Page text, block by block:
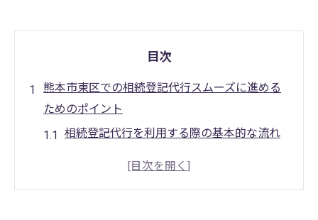
目次
熊本市東区での相続登記代行スムーズに進める
ためのポイント
相続登記代行を利用する際の基本的な流れ
必要書類の準備と手続きの流れ